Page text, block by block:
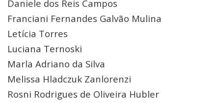
Daniele dos Reis Campos
Franciani Fernandes Galvão Mulina
Letícia Torres
Luciana Ternoski
Marla Adriano da Silva
Melissa Hladczuk Zanlorenzi
Rosni Rodrigues de Oliveira Hubler